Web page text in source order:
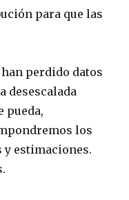
para que las
perdido datos
desescalada
pueda,
los
y estimaciones.